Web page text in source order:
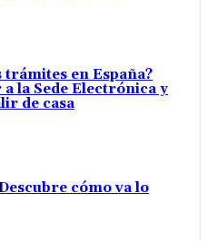
trámites en España?
la Sede Electrónica y
de casa
cómo va lo